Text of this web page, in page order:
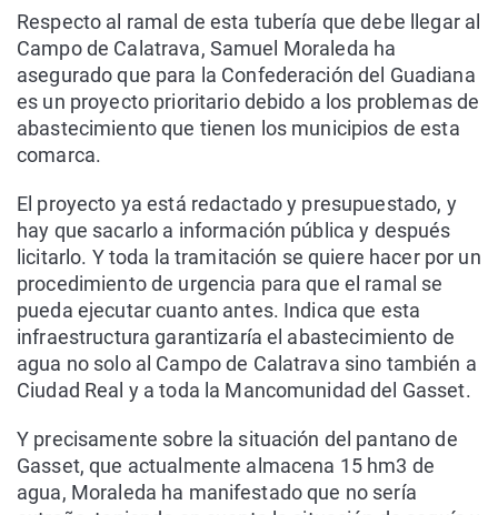
Respecto al ramal de esta tubería que debe llegar al
Campo de Calatrava, Samuel Moraleda ha
asegurado que para la Confederación del Guadiana
es un proyecto prioritario debido a los problemas de
abastecimiento que tienen los municipios de esta
comarca.
El proyecto ya está redactado y presupuestado, y
hay que sacarlo a información pública y después
licitarlo. Y toda la tramitación se quiere hacer por un
procedimiento de urgencia para que el ramal se
pueda ejecutar cuanto antes. Indica que esta
infraestructura garantizaría el abastecimiento de
agua no solo al Campo de Calatrava sino también a
Ciudad Real y a toda la Mancomunidad del Gasset.
Y precisamente sobre la situación del pantano de
Gasset, que actualmente almacena 15 hm3 de
agua, Moraleda ha manifestado que no sería